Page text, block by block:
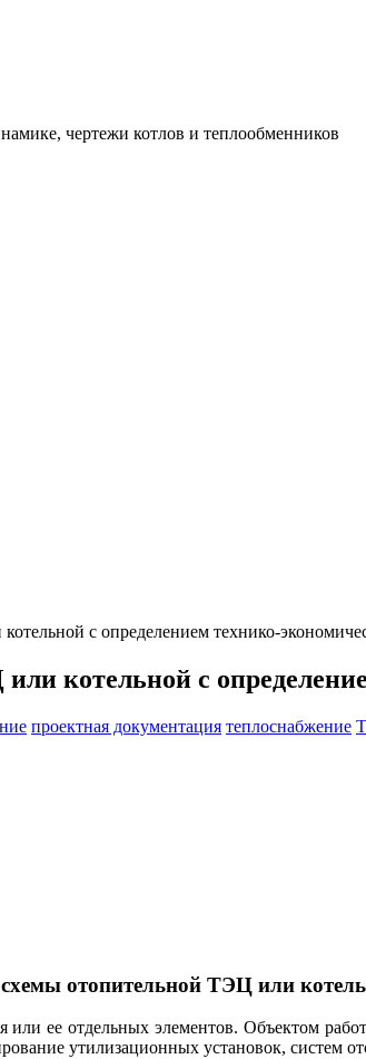
чертежи котлов и теплообменников
с определением технико-
котельной с
проектная документация теплоснабжение
отопительной ТЭЦ или
или ее отдельных элементов. Объектом
утилизационных установок, систем